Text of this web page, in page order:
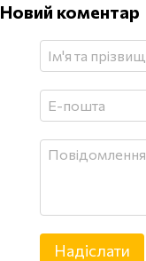
Новий коментар
Надіслати